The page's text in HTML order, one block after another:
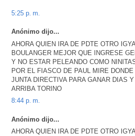
5:25 p. m.
Anónimo dijo...
AHORA QUIEN IRA DE PDTE OTRO
BOULANGER MEJOR QUE INGRESE
Y NO ESTAR PELEANDO COMO
POR EL FIASCO DE PAUL MIRE
JUNTA DIRECTIVA PARA GANAR DIAS
ARRIBA TORINO
8:44 p. m.
Anónimo dijo...
AHORA QUIEN IRA DE PDTE OTRO